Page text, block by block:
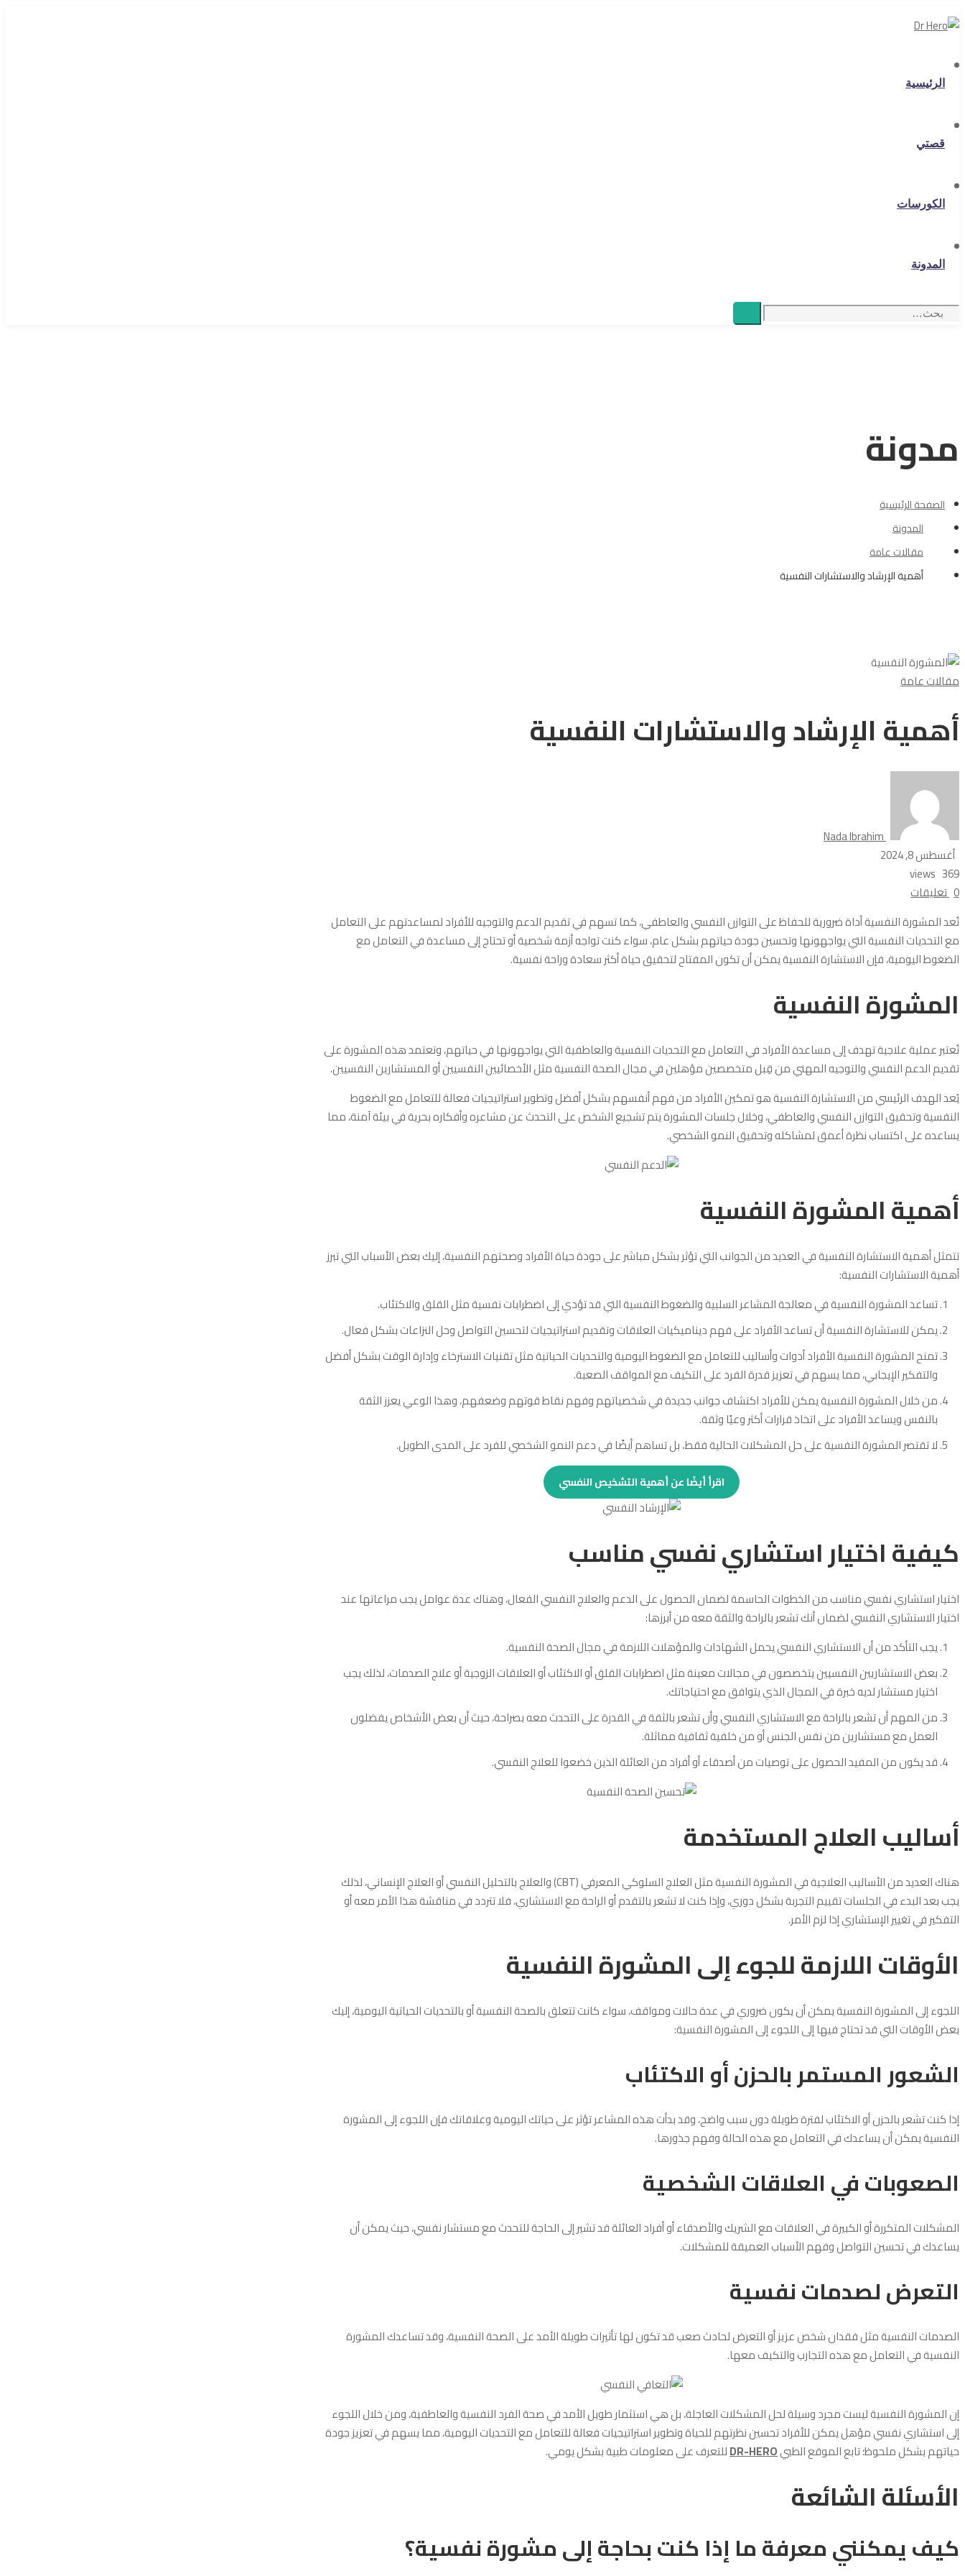
الرئيسية
قصتي
الكورسات
المدونة
Search
مدونة
الصفحة الرئيسية
المدونة
مقالات عامة
أهمية الإرشاد والاستشارات النفسية
أهمية
الإرشاد
والاستشارات
النفسية
مقالات عامة
أهمية الإرشاد والاستشارات النفسية
Nada Ibrahim
أغسطس 8, 2024
369 views
0 تعليقات
تُعد المشورة النفسية أداة ضرورية للحفاظ على التوازن النفسي والعاطفي، كما تسهم في تقديم الدعم والتوجيه للأفراد لمساعدتهم على التعامل
مع التحديات النفسية التي يواجهونها وتحسين جودة حياتهم بشكل عام، سواء كنت تواجه أزمة شخصية أو تحتاج إلى مساعدة في التعامل مع
الضغوط اليومية، فإن الاستشارة النفسية يمكن أن تكون المفتاح لتحقيق حياة أكثر سعادة وراحة نفسية.
المشورة النفسية
تُعتبر عملية علاجية تهدف إلى مساعدة الأفراد في التعامل مع التحديات النفسية والعاطفية التي يواجهونها في حياتهم، وتعتمد هذه المشورة على
تقديم الدعم النفسي والتوجيه المهني من قِبل متخصصين مؤهلين في مجال الصحة النفسية مثل الأخصائيين النفسيين أو المستشارين النفسيين.
يُعد الهدف الرئيسي من الاستشارة النفسية هو تمكين الأفراد من فهم أنفسهم بشكل أفضل وتطوير استراتيجيات فعالة للتعامل مع الضغوط
النفسية وتحقيق التوازن النفسي والعاطفي، وخلال جلسات المشورة يتم تشجيع الشخص على التحدث عن مشاعره وأفكاره بحرية في بيئة آمنة، مما
يساعده على اكتساب نظرة أعمق لمشاكله وتحقيق النمو الشخصي.
أهمية المشورة النفسية
تتمثل أهمية الاستشارة النفسية في العديد من الجوانب التي تؤثر بشكل مباشر على جودة حياة الأفراد وصحتهم النفسية، إليك بعض الأسباب التي تبرز
أهمية الاستشارات النفسية:
تساعد المشورة النفسية في معالجة المشاعر السلبية والضغوط النفسية التي قد تؤدي إلى اضطرابات نفسية مثل القلق والاكتئاب.
يمكن للاستشارة النفسية أن تساعد الأفراد على فهم ديناميكيات العلاقات وتقديم استراتيجيات لتحسين التواصل وحل النزاعات بشكل فعال.
تمنح المشورة النفسية الأفراد أدوات وأساليب للتعامل مع الضغوط اليومية والتحديات الحياتية مثل تقنيات الاسترخاء وإدارة الوقت بشكل أفضل
والتفكير الإيجابي، مما يسهم في تعزيز قدرة الفرد على التكيف مع المواقف الصعبة.
من خلال المشورة النفسية يمكن للأفراد اكتشاف جوانب جديدة في شخصياتهم وفهم نقاط قوتهم وضعفهم، وهذا الوعي يعزز الثقة
بالنفس ويساعد الأفراد على اتخاذ قرارات أكثر وعيًا وثقة.
لا تقتصر المشورة النفسية على حل المشكلات الحالية فقط، بل تساهم أيضًا في دعم النمو الشخصي للفرد على المدى الطويل.
اقرأ أيضًا عن أهمية التشخيص النفسي
كيفية اختيار استشاري نفسي مناسب
اختيار استشاري نفسي مناسب من الخطوات الحاسمة لضمان الحصول على الدعم والعلاج النفسي الفعال، وهناك عدة عوامل يجب مراعاتها عند
اختيار الاستشاري النفسي لضمان أنك تشعر بالراحة والثقة معه من أبرزها:
يجب التأكد من أن الاستشاري النفسي يحمل الشهادات والمؤهلات اللازمة في مجال الصحة النفسية.
بعض الاستشاريين النفسيين يتخصصون في مجالات معينة مثل اضطرابات القلق أو الاكتئاب أو العلاقات الزوجية أو علاج الصدمات، لذلك يجب
اختيار مستشار لديه خبرة في المجال الذي يتوافق مع احتياجاتك.
من المهم أن تشعر بالراحة مع الاستشاري النفسي وأن تشعر بالثقة في القدرة على التحدث معه بصراحة، حيث أن بعض الأشخاص يفضلون
العمل مع مستشارين من نفس الجنس أو من خلفية ثقافية مماثلة.
قد يكون من المفيد الحصول على توصيات من أصدقاء أو أفراد من العائلة الذين خضعوا للعلاج النفسي.
أساليب العلاج المستخدمة
هناك العديد من الأساليب العلاجية في المشورة النفسية مثل العلاج السلوكي المعرفي (CBT) والعلاج بالتحليل النفسي أو العلاج الإنساني، لذلك
يجببعد البدء في الجلسات تقييم التجربة بشكل دوري، وإذا كنت لا تشعر بالتقدم أو الراحة مع الاستشاري، فلا تتردد في مناقشة هذا الأمر معه أو
التفكير في تغيير الإستشاري إذا لزم الأمر.
الأوقات اللازمة للجوء إلى المشورة النفسية
اللجوء إلى المشورة النفسية يمكن أن يكون ضروري في عدة حالات ومواقف، سواء كانت تتعلق بالصحة النفسية أو بالتحديات الحياتية اليومية، إليك
بعض الأوقات التي قد تحتاج فيها إلى اللجوء إلى المشورة النفسية:
الشعور المستمر بالحزن أو الاكتئاب
إذا كنت تشعر بالحزن أو الاكتئاب لفترة طويلة دون سبب واضح، وقد بدأت هذه المشاعر تؤثر على حياتك اليومية وعلاقاتك فإن اللجوء إلى المشورة
النفسية يمكن أن يساعدك في التعامل مع هذه الحالة وفهم جذورها.
الصعوبات في العلاقات الشخصية
المشكلات المتكررة أو الكبيرة في العلاقات مع الشريك والأصدقاء أو أفراد العائلة قد تشير إلى الحاجة للتحدث مع مستشار نفسي، حيث يمكن أن
يساعدك في تحسين التواصل وفهم الأسباب العميقة للمشكلات.
التعرض لصدمات نفسية
الصدمات النفسية مثل فقدان شخص عزيز أو التعرض لحادث صعب قد تكون لها تأثيرات طويلة الأمد على الصحة النفسية، وقد تساعدك المشورة
النفسية في التعامل مع هذه التجارب والتكيف معها.
إن المشورة النفسية ليست مجرد وسيلة لحل المشكلات العاجلة، بل هي استثمار طويل الأمد في صحة الفرد النفسية والعاطفية، ومن خلال اللجوء
إلى استشاري نفسي مؤهل يمكن للأفراد تحسين نظرتهم للحياة وتطوير استراتيجيات فعالة للتعامل مع التحديات اليومية، مما يسهم في تعزيز جودة
حياتهم بشكل ملحوظ؛ تابع الموقع الطبيDR-HEROللتعرف على معلومات طبية بشكل يومي.
الأسئلة الشائعة
كيف يمكنني معرفة ما إذا كنت بحاجة إلى مشورة نفسية؟